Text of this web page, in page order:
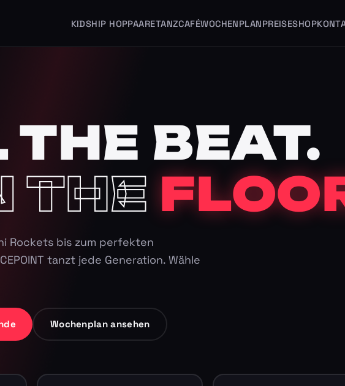
KIDSHIP HOPPAARETANZCAFÉWOCHENPLANPREISESHOP
THE BEAT.
THE
Rockets bis zum perfekten
tanzt jede Generation. Wähle
Wochenplan ansehen